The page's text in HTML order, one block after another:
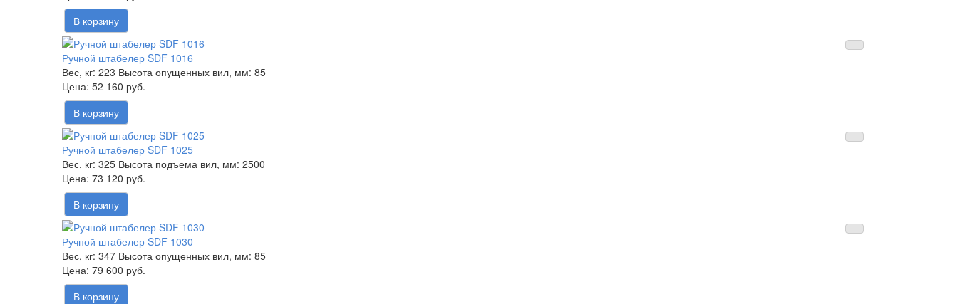
В корзину
Ручной штабелер SDF 1016
Вес, кг: 223 Высота опущенных вил, мм: 85
52 160 руб.
В корзину
Ручной штабелер SDF 1025
Вес, кг: 325 Высота подъема вил, мм: 2500
73 120 руб.
В корзину
Ручной штабелер SDF 1030
Вес, кг: 347 Высота опущенных вил, мм: 85
79 600 руб.
В корзину